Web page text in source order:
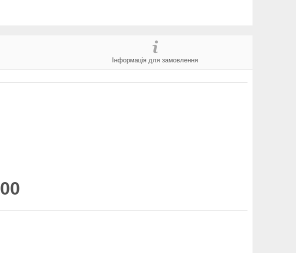
Інформація для замовлення